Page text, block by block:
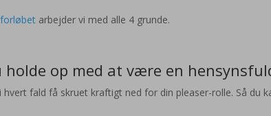
arbejder vi med alle 4 grunde.
holde op med at være en
i hvert fald få skruet kraftigt ned for din pleaser-rolle. Så